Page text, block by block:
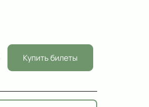
Купить билеты